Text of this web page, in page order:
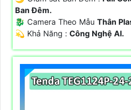
Ban Ðêm.
🐉️ Camera Theo Mẫu Thân
️💫 Khả Năng : Công Nghệ AI.